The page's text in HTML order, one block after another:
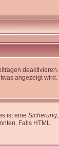
deaktivieren.
angezeigt wird.
ist eine Sicherung,
Falls HTML